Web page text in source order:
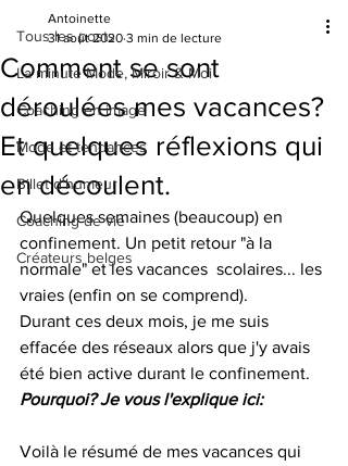
Tous les posts
La minute Mode, Miroir & Moi
Coaching en image
Mode et tendances
Billet d'humeur
Coaching de vie
Créateurs belges
Comment se sont
déroulées mes vacances?
Et quelques réflexions qui
en découlent.
Antoinette
31 août 2020 3 min de lecture
Quelques semaines (beaucoup) en
confinement. Un petit retour "à la
normale" et les vacances  scolaires... les
vraies (enfin on se comprend).
Durant ces deux mois, je me suis
effacée des réseaux alors que j'y avais
été bien active durant le confinement.
Pourquoi? Je vous l'explique ici:
Voilà le résumé de mes vacances qui